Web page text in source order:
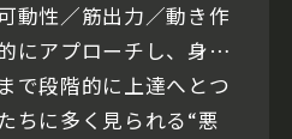
動性／筋出力／動き作
にアプローチし、身体
で段階的に上達へとつ
ちに多く見られる“悪